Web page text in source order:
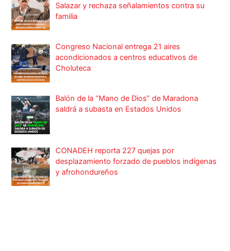
Salazar y rechaza señalamientos contra su
familia
Congreso Nacional entrega 21 aires
acondicionados a centros educativos de
Choluteca
Balón de la “Mano de Dios” de Maradona
saldrá a subasta en Estados Unidos
CONADEH reporta 227 quejas por
desplazamiento forzado de pueblos indígenas
y afrohondureños